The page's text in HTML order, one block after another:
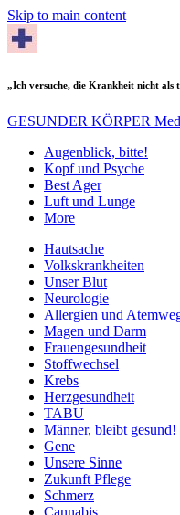
Skip to main content
„Ich versuche, die Krankheit nicht als
GESUNDER KÖRPER
Augenblick, bitte!
Kopf und Psyche
Best Ager
Luft und Lunge
More
Hautsache
Volkskrankheiten
Unser Blut
Neurologie
Allergien und
Magen und Darm
Frauengesundheit
Stoffwechsel
Krebs
Herzgesundheit
TABU
Männer, bleibt gesund!
Gene
Unsere Sinne
Zukunft Pflege
Schmerz
Cannabis